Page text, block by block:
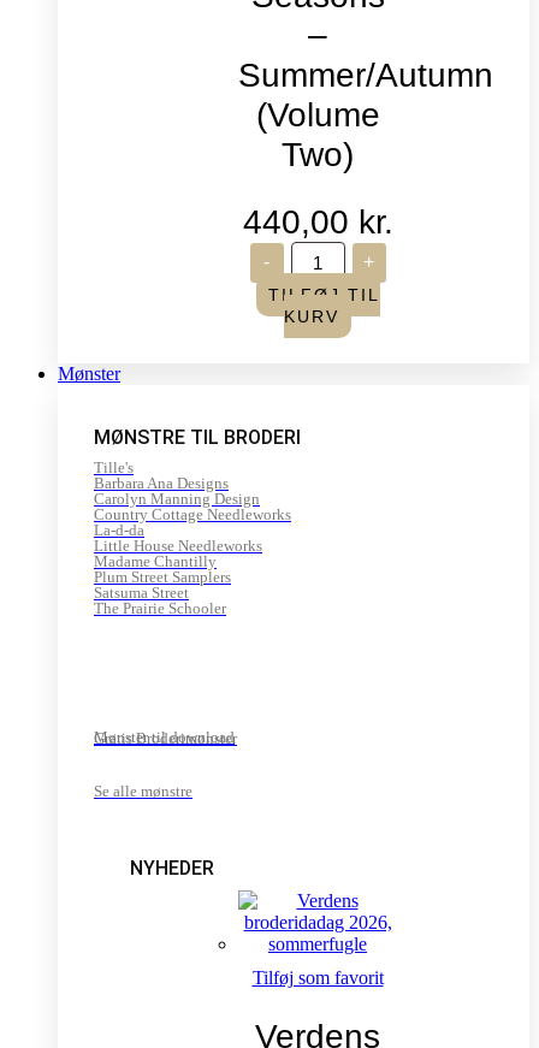
–
Summer/Autumn
(Volume
Two)
440,00 kr.
-
Life
in
Seasons
-
Summer/Autumn
+
TILFØJ TIL
KURV
Mønster
MØNSTRE TIL BRODERI
Tille's
Barbara Ana Designs
Carolyn Manning Design
Country Cottage Needleworks
La-d-da
Little House Needleworks
Madame Chantilly
Plum Street Samplers
Satsuma Street
The Prairie Schooler
Mønster til download
Gratis Broderimønster
Se alle mønstre
NYHEDER
Tilføj som favorit
Verdens